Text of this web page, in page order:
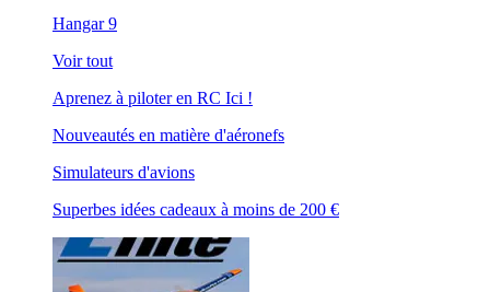
Hangar 9
Voir tout
Aprenez à piloter en RC Ici !
Nouveautés en matière d'aéronefs
Simulateurs d'avions
Superbes idées cadeaux à moins de 200 €